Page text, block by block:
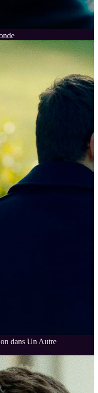
dans Un Autre